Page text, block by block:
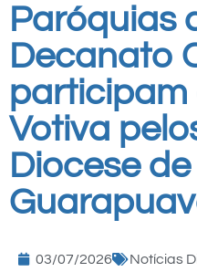
Paróquias
Decanato
participam
Votiva
Diocese de
03/07/2026 Notícias